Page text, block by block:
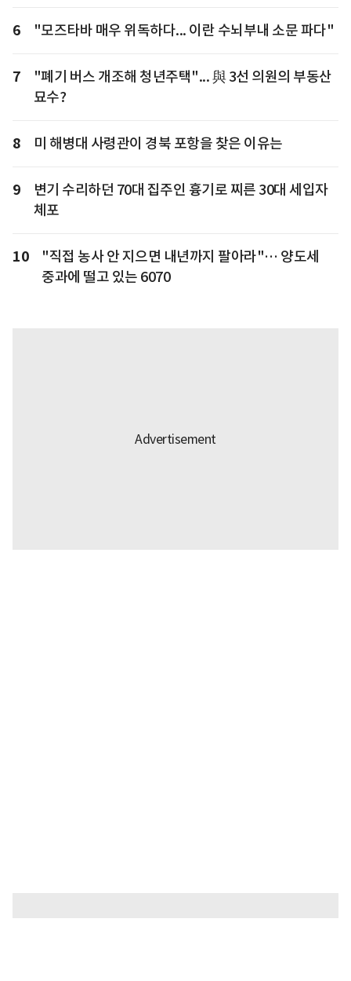
6 "모즈타바 매우 위독하다... 이란 수뇌부내 소문 파다"
7
"폐기 버스 개조해 청년주택"... 與 3선 의원의 부동산
묘수?
8 미 해병대 사령관이 경북 포항을 찾은 이유는
9
변기 수리하던 70대 집주인 흉기로 찌른 30대 세입자
체포
10
"직접 농사 안 지으면 내년까지 팔아라"… 양도세
중과에 떨고 있는 6070